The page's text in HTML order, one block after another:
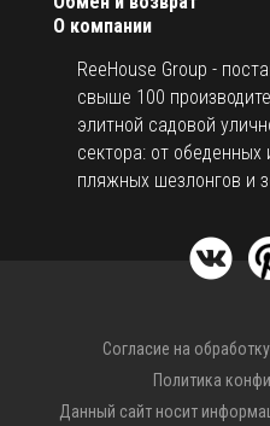
О компании
ReeHouse Group -
свыше 100
элитной садовой
сектора: от
пляжных шезлонгов и
Согласие на
Политика
Данный сайт носит